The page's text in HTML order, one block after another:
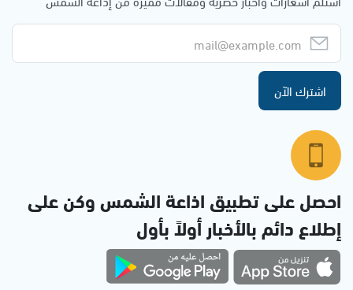
اشترك الآن
احصل على تطبيق اذاعة الشمس وكن على
إطلاع دائم بالأخبار أولاً بأول